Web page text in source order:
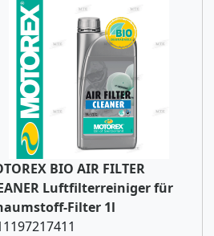
BIO AIR FILTER
Luftfilterreiniger für
Filter 1l